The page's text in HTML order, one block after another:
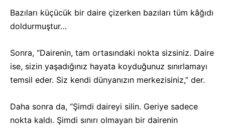
Bazıları küçücük bir daire çizerken bazıları tüm kâğıdı
doldurmuştur…
Sonra, “Dairenin, tam ortasındaki nokta sizsiniz. Daire
ise, sizin yaşadığınız hayata koyduğunuz sınırlamayı
temsil eder. Siz kendi dünyanızın merkezisiniz,” der.
Daha sonra da, “Şimdi daireyi silin. Geriye sadece
nokta kaldı. Şimdi sınırı olmayan bir dairenin